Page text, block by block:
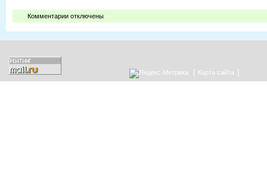
Комментариик
записи
отключены
[ Карта сайта